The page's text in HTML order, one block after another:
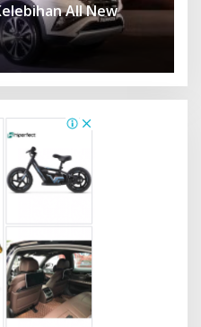
All New